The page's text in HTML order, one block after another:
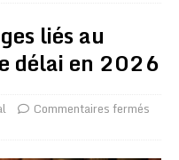
liés au
délai en 2026
Commentaires fermés